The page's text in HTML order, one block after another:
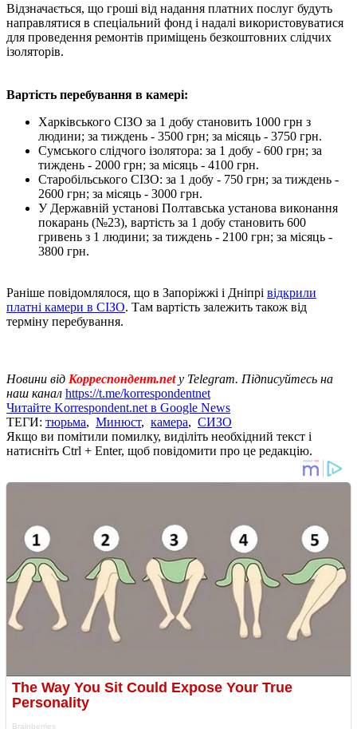
Відзначається, що гроші від надання платних послуг будуть
направлятися в спеціальний фонд і надалі використовуватися
для проведення ремонтів приміщень безкоштовних слідчих
ізоляторів.
Вартість перебування в камері:
Харківського СІЗО за 1 добу становить 1000 грн з
людини; за тиждень - 3500 грн; за місяць - 3750 грн.
Сумського слідчого ізолятора: за 1 добу - 600 грн; за
тиждень - 2000 грн; за місяць - 4100 грн.
Старобільського СІЗО: за 1 добу - 750 грн; за тиждень -
2600 грн; за місяць - 3000 грн.
У Державній установі Полтавська установа виконання
покарань (№23), вартість за 1 добу становить 600
гривень з 1 людини; за тиждень - 2100 грн; за місяць -
3800 грн.
Раніше повідомлялося, що в Запоріжжі і Дніпрі відкрили
платні камери в СІЗО. Там вартість залежить також від
терміну перебування.
Новини від Корреспондент.net у Telegram. Підписуйтесь на
наш канал https://t.me/korrespondentnet
Читайте Korrespondent.net в Google News
ТЕГИ: тюрьма, Минюст, камера, СИЗО
Якщо ви помітили помилку, виділіть необхідний текст і
натисніть Ctrl + Enter, щоб повідомити про це редакцію.